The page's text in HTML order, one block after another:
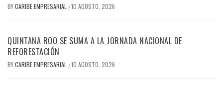
BYCARIBE EMPRESARIAL /10 AGOSTO, 2026
QUINTANA ROO SE SUMA A LA JORNADA NACIONAL DE
REFORESTACIÓN
BYCARIBE EMPRESARIAL /10 AGOSTO, 2026